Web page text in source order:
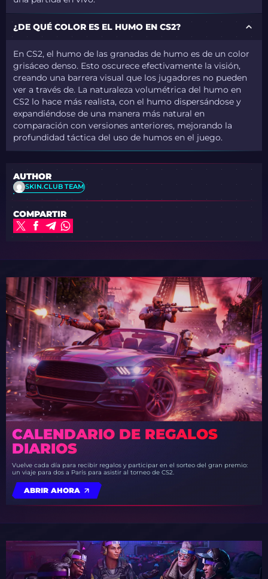
¿DE QUÉ COLOR ES EL HUMO EN CS2?
En CS2, el humo de las granadas de humo es de un color
grisáceo denso. Esto oscurece efectivamente la visión,
creando una barrera visual que los jugadores no pueden
ver a través de. La naturaleza volumétrica del humo en
CS2 lo hace más realista, con el humo dispersándose y
expandiéndose de una manera más natural en
comparación con versiones anteriores, mejorando la
profundidad táctica del uso de humos en el juego.
AUTHOR
SKIN.CLUB TEAM
COMPARTIR
CALENDARIO DE REGALOS
DIARIOS
Vuelve cada día para recibir regalos y participar en el sorteo del gran premio:
un viaje para dos a París para asistir al torneo de CS2.
ABRIR AHORA